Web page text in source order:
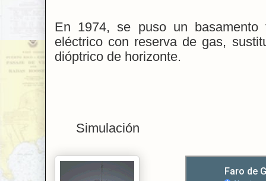
En 1974, se puso un
eléctrico con reserva de gas,
dióptrico de horizonte.
Simulación